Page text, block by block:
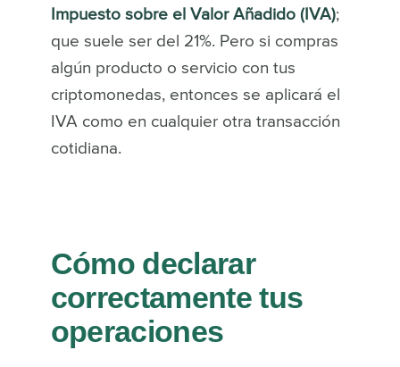
Impuesto sobre el Valor Añadido (IVA);
que suele ser del 21%. Pero si compras
algún producto o servicio con tus
criptomonedas, entonces se aplicará el
IVA como en cualquier otra transacción
cotidiana.
Cómo declarar
correctamente tus
operaciones